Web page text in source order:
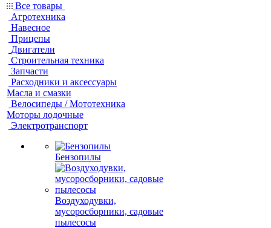
Все товары
Агротехника
Навесное
Прицепы
Двигатели
Строительная техника
Запчасти
Расходники и аксессуары
Масла и смазки
Велосипеды / Мототехника
Моторы лодочные
Электротранспорт
Бензопилы
Воздуходувки,
мусоросборники, cадовые
пылесосы